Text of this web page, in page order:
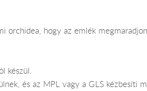
orchidea, hogy az emlék
készül.
és az MPL vagy a GLS kézbesíti